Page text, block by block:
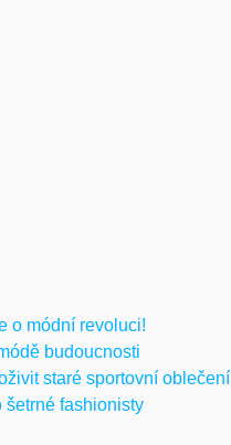
o módní revoluci!
budoucnosti
staré sportovní oblečení
šetrné fashionisty